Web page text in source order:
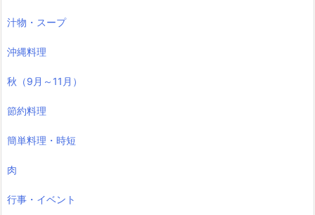
汁物・スープ
沖縄料理
秋（9月～11月）
節約料理
簡単料理・時短
肉
行事・イベント